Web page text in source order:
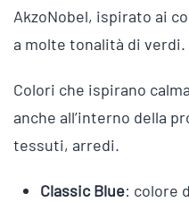
AkzoNobel, ispirato ai
a molte tonalità di verdi.
Colori che ispirano
anche all’interno della
tessuti, arredi.
Classic Blue: colore